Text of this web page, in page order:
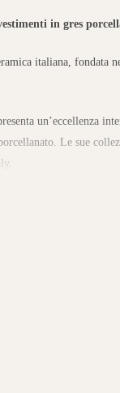
in gres
italiana, fondata
un’eccellenza
Le sue
ogni ambiente